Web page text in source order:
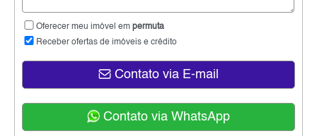
Oferecer meu imóvel em permuta
Receber ofertas de imóveis e crédito
Contato via E-mail
Contato via WhatsApp